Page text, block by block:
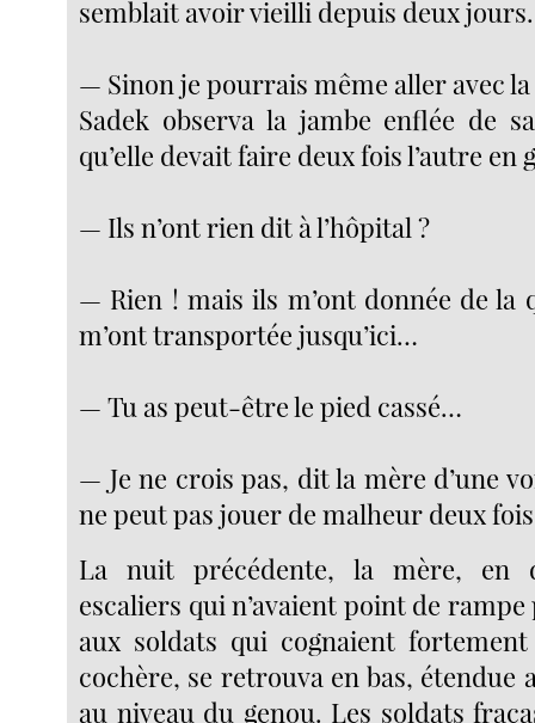
semblait avoir vieilli depuis deux
— Sinon je pourrais même aller avec
Sadek observa la jambe enflée de
qu’elle devait faire deux fois l’autre en
— Ils n’ont rien dit à l’hôpital ?
— Rien ! mais ils m’ont donnée de la
m’ont transportée jusqu’ici…
— Tu as peut-être le pied cassé…
— Je ne crois pas, dit la mère d’une
ne peut pas jouer de malheur deux
La nuit précédente, la mère, en
escaliers qui n’avaient point de
aux soldats qui cognaient
cochère, se retrouva en bas, étendue
au niveau du genou. Les soldats